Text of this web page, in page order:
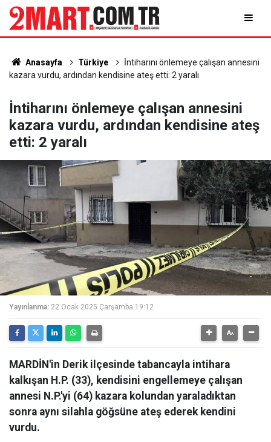
Anasayfa Türkiye
İntiharını önlemeye çalışan annesini
kazara vurdu, ardından kendisine ateş etti: 2 yaralı
İntiharını önlemeye çalışan annesini
kazara vurdu, ardından kendisine ateş
etti: 2 yaralı
Yayınlanma: 22 Ocak 2025 Çarşamba 19:12
MARDİN'in Derik ilçesinde tabancayla intihara
kalkışan H.P. (33), kendisini engellemeye çalışan
annesi N.P.'yi (64) kazara kolundan yaraladıktan
sonra aynı silahla göğsüne ateş ederek kendini
vurdu.